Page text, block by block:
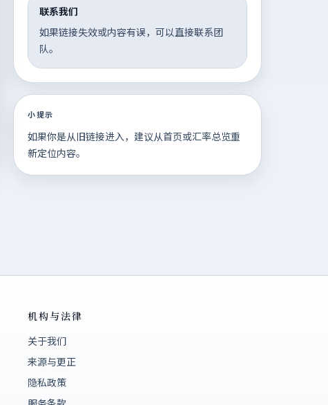
联系我们
如果链接失效或内容有误，可以直接联系团
队。
小提示
如果你是从旧链接进入，建议从首页或汇率总览重
新定位内容。
机构与法律
关于我们
来源与更正
隐私政策